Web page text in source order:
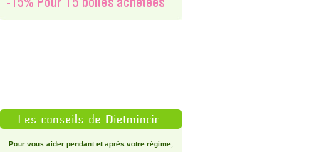
Pour vous aider pendant et après votre régime,